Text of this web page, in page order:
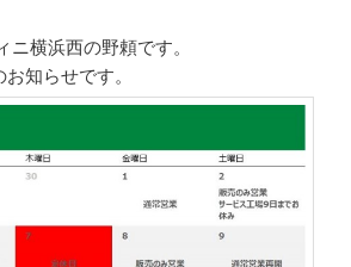
横浜西の野頼です。
知らせです。